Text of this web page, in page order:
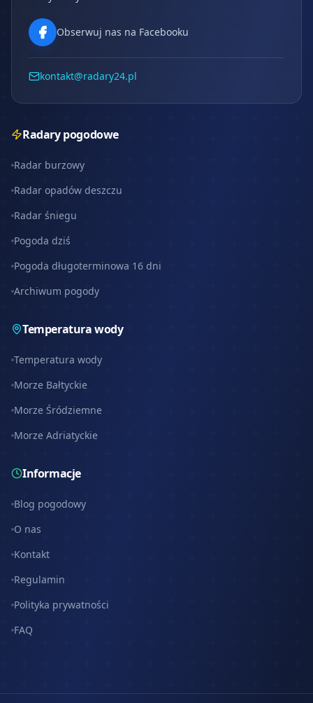
Obserwuj nas na Facebooku
kontakt@radary24.pl
Radary pogodowe
Radar burzowy
Radar opadów deszczu
Radar śniegu
Pogoda dziś
Pogoda długoterminowa 16 dni
Archiwum pogody
Temperatura wody
Temperatura wody
Morze Bałtyckie
Morze Śródziemne
Morze Adriatyckie
Informacje
Blog pogodowy
O nas
Kontakt
Regulamin
Polityka prywatności
FAQ